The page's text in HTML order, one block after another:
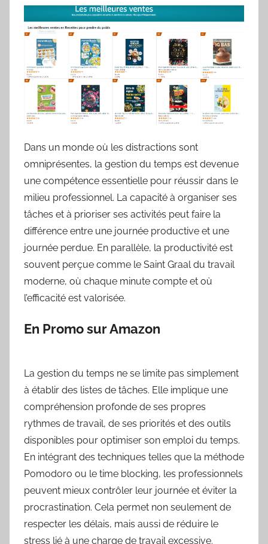
Dans un monde où les distractions sont
omniprésentes, la gestion du temps est devenue
une compétence essentielle pour réussir dans le
milieu professionnel. La capacité à organiser ses
tâches et à prioriser ses activités peut faire la
différence entre une journée productive et une
journée perdue. En parallèle, la productivité est
souvent perçue comme le Saint Graal du travail
moderne, où chaque minute compte et où
l’efficacité est valorisée.
En Promo sur Amazon
La gestion du temps ne se limite pas simplement
à établir des listes de tâches. Elle implique une
compréhension profonde de ses propres
rythmes de travail, de ses priorités et des outils
disponibles pour optimiser son emploi du temps.
En intégrant des techniques telles que la méthode
Pomodoro ou le time blocking, les professionnels
peuvent mieux contrôler leur journée et éviter la
procrastination. Cela permet non seulement de
respecter les délais, mais aussi de réduire le
stress lié à une charge de travail excessive.